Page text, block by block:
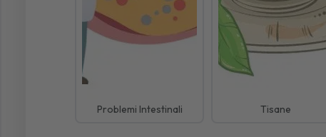
Problemi Intestinali Tisane